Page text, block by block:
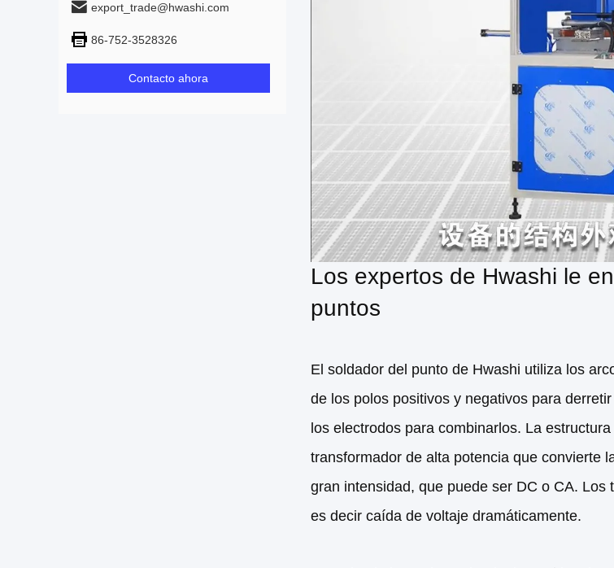
export_trade@hwashi.com
86-752-3528326
Contacto ahora
Los expertos de Hwashi le
puntos
El soldador del punto de Hwashi utiliza los
de los polos positivos y negativos para
los electrodos para combinarlos. La
transformador de alta potencia que convierte
gran intensidad, que puede ser DC o CA.
es decir caída de voltaje dramáticamente.